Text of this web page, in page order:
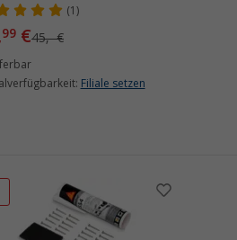
(1)
99 €45,- €
Filiale setzen